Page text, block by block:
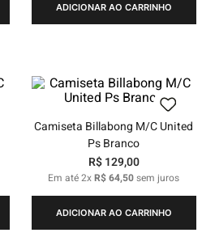
ADICIONAR AO CARRINHO
Camiseta Billabong M/C United
Ps Branco
R$ 129,00
Em até2xR$64,50sem juros
ADICIONAR AO CARRINHO